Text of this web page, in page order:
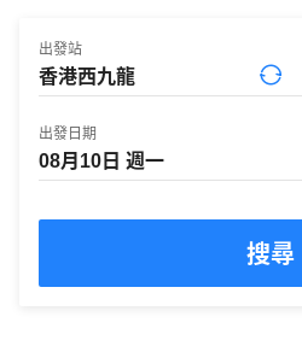
出發站
出發日期
搜尋